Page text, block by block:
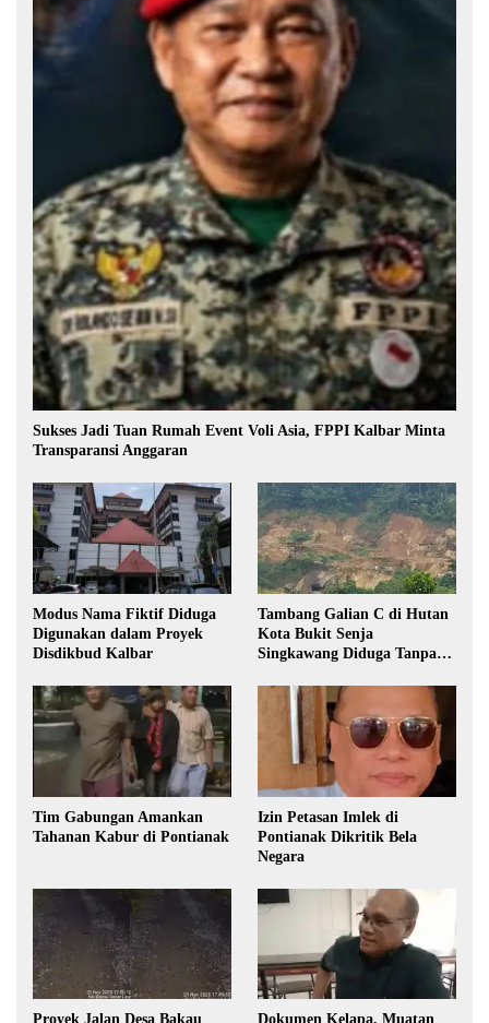
Sukses Jadi Tuan Rumah Event Voli Asia, FPPI Kalbar Minta
Transparansi Anggaran
Modus Nama Fiktif Diduga
Digunakan dalam Proyek
Disdikbud Kalbar
Tambang Galian C di Hutan
Kota Bukit Senja
Singkawang Diduga Tanpa
Tim Gabungan Amankan
Tahanan Kabur di Pontianak
Izin Petasan Imlek di
Pontianak Dikritik Bela
Negara
Proyek Jalan Desa Bakau Dokumen Kelapa, Muatan